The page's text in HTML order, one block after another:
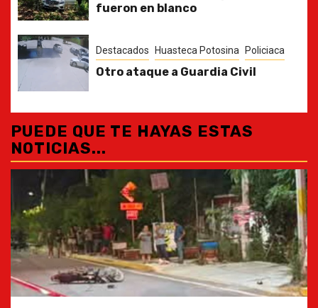
fueron en blanco
Destacados Huasteca Potosina Policiaca
Otro ataque a Guardia Civil
PUEDE QUE TE HAYAS ESTAS
NOTICIAS...